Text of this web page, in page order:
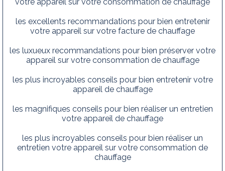
les excellents recommandations pour bien entretenir
votre appareil sur votre facture de chauffage
les luxueux recommandations pour bien préserver votre
appareil sur votre consommation de chauffage
les plus incroyables conseils pour bien entretenir votre
appareil de chauffage
les magnifiques conseils pour bien réaliser un entretien
votre appareil de chauffage
les plus incroyables conseils pour bien réaliser un
entretien votre appareil sur votre consommation de
chauffage